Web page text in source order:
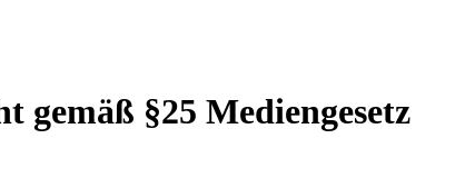
gemäß §25 Mediengesetz